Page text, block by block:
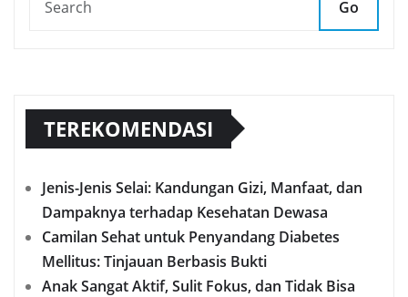
Go
TEREKOMENDASI
Jenis-Jenis Selai: Kandungan Gizi, Manfaat, dan
Dampaknya terhadap Kesehatan Dewasa
Camilan Sehat untuk Penyandang Diabetes
Mellitus: Tinjauan Berbasis Bukti
Anak Sangat Aktif, Sulit Fokus, dan Tidak Bisa